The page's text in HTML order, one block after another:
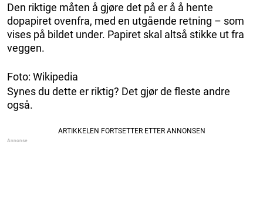
Den riktige måten å gjøre det på er å å hente
dopapiret ovenfra, med en utgående retning – som
vises på bildet under. Papiret skal altså stikke ut fra
veggen.
Foto: Wikipedia
Synes du dette er riktig? Det gjør de fleste andre
også.